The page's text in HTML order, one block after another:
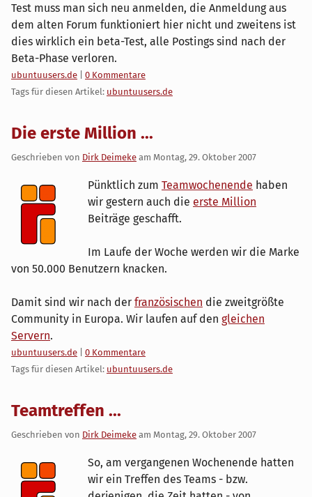
Test muss man sich neu anmelden, die Anmeldung aus
dem alten Forum funktioniert hier nicht und zweitens ist
dies wirklich ein beta-Test, alle Postings sind nach der
Beta-Phase verloren.
Kategorien:
ubuntuusers.de
0 Kommentare
Tags für diesen Artikel: ubuntuusers.de
Die erste Million ...
Geschrieben von Dirk Deimeke am Montag, 29. Oktober 2007
Pünktlich zum Teamwochenende haben
wir gestern auch die erste Million
Beiträge geschafft.
Im Laufe der Woche werden wir die Marke
von 50.000 Benutzern knacken.
Damit sind wir nach der französischen die zweitgrößte
Community in Europa. Wir laufen auf den gleichen
Servern.
Kategorien:
ubuntuusers.de
0 Kommentare
Tags für diesen Artikel: ubuntuusers.de
Teamtreffen ...
Geschrieben von Dirk Deimeke am Montag, 29. Oktober 2007
So, am vergangenen Wochenende hatten
wir ein Treffen des Teams - bzw.